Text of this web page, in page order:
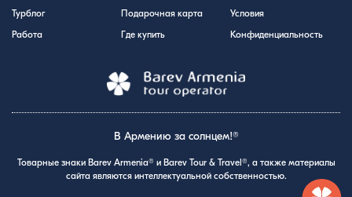
Турблог
Работа
Подарочная карта
Где купить
Условия
Конфиденциальность
В Армению за солнцем!®
Товарные знаки Barev Armenia® и Barev Tour & Travel®, а также материалы
сайта являются интеллектуальной собственностью.